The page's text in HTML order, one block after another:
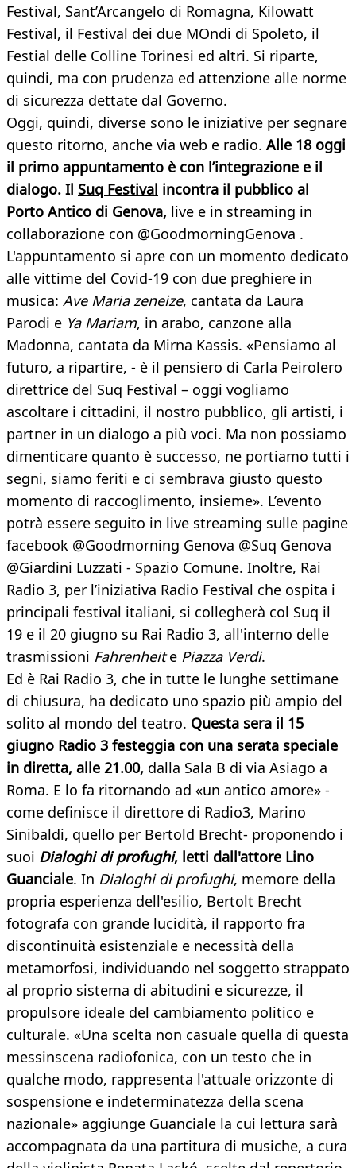
Festival, Sant’Arcangelo di Romagna, Kilowatt
Festival, il Festival dei due MOndi di Spoleto, il
Festial delle Colline Torinesi ed altri. Si riparte,
quindi, ma con prudenza ed attenzione alle norme
di sicurezza dettate dal Governo.
Oggi, quindi, diverse sono le iniziative per segnare
questo ritorno, anche via web e radio. Alle 18 oggi
il primo appuntamento è con l’integrazione e il
dialogo. Il Suq Festival incontra il pubblico al
Porto Antico di Genova, live e in streaming in
collaborazione con @GoodmorningGenova .
L'appuntamento si apre con un momento dedicato
alle vittime del Covid-19 con due preghiere in
musica: Ave Maria zeneize, cantata da Laura
Parodi e Ya Mariam, in arabo, canzone alla
Madonna, cantata da Mirna Kassis. «Pensiamo al
futuro, a ripartire, - è il pensiero di Carla Peirolero
direttrice del Suq Festival – oggi vogliamo
ascoltare i cittadini, il nostro pubblico, gli artisti, i
partner in un dialogo a più voci. Ma non possiamo
dimenticare quanto è successo, ne portiamo tutti i
segni, siamo feriti e ci sembrava giusto questo
momento di raccoglimento, insieme». L’evento
potrà essere seguito in live streaming sulle pagine
facebook @Goodmorning Genova @Suq Genova
@Giardini Luzzati - Spazio Comune. Inoltre, Rai
Radio 3, per l’iniziativa Radio Festival che ospita i
principali festival italiani, si collegherà col Suq il
19 e il 20 giugno su Rai Radio 3, all'interno delle
trasmissioni Fahrenheite Piazza Verdi.
Ed è Rai Radio 3, che in tutte le lunghe settimane
di chiusura, ha dedicato uno spazio più ampio del
solito al mondo del teatro. Questa sera il 15
giugno Radio 3 festeggia con una serata speciale
in diretta, alle 21.00, dalla Sala B di via Asiago a
Roma. E lo fa ritornando ad «un antico amore» -
come definisce il direttore di Radio3, Marino
Sinibaldi, quello per Bertold Brecht- proponendo i
suoi Dialoghi di profughi, letti dall'attore Lino
Guanciale. In Dialoghi di profughi, memore della
propria esperienza dell'esilio, Bertolt Brecht
fotografa con grande lucidità, il rapporto fra
discontinuità esistenziale e necessità della
metamorfosi, individuando nel soggetto strappato
al proprio sistema di abitudini e sicurezze, il
propulsore ideale del cambiamento politico e
culturale. «Una scelta non casuale quella di questa
messinscena radiofonica, con un testo che in
qualche modo, rappresenta l'attuale orizzonte di
sospensione e indeterminatezza della scena
nazionale» aggiunge Guanciale la cui lettura sarà
accompagnata da una partitura di musiche, a cura